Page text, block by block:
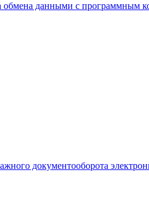
обмена данными с программным
документооборота